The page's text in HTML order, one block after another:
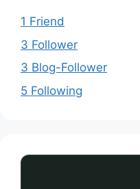
1 Friend
3 Follower
3 Blog-Follower
5 Following